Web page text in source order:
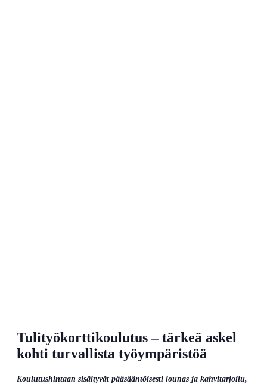
Tulityökorttikoulutus – tärkeä askel
kohti turvallista työympäristöä
Koulutushintaan sisältyvät pääsääntöisesti lounas ja kahvitarjoilu,